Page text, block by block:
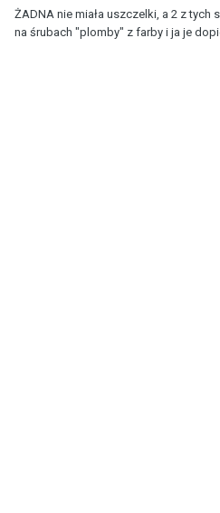
ŻADNA nie miała uszczelki, a 2 z tych
na śrubach "plomby" z farby i ja je